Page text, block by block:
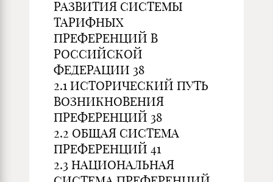
РАЗВИТИЯ СИСТЕМЫ
ТАРИФНЫХ
ПРЕФЕРЕНЦИЙ В
РОССИЙСКОЙ
ФЕДЕРАЦИИ 38
2.1 ИСТОРИЧЕСКИЙ ПУТЬ
ВОЗНИКНОВЕНИЯ
ПРЕФЕРЕНЦИЙ 38
2.2 ОБЩАЯ СИСТЕМА
ПРЕФЕРЕНЦИЙ 41
2.3 НАЦИОНАЛЬНАЯ